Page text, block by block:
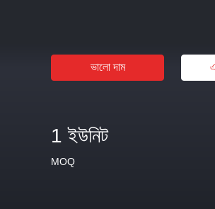
ভালো দাম
1 ইউনিট
MOQ